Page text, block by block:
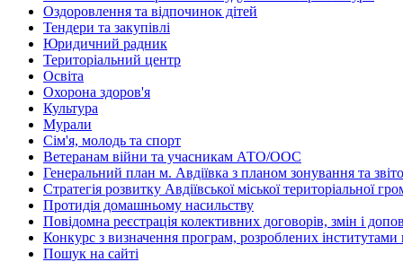
Оздоровлення та відпочинок дітей
Тендери та закупівлі
Юридичний радник
Територіальний центр
Освіта
Охорона здоров'я
Культура
Мурали
Сім'я, молодь та спорт
Ветеранам війни та учасникам АТО/ООС
Генеральний план м. Авдіївка з планом зонування та
Стратегія розвитку Авдіївської міської територіальної
Протидія домашньому насильству
Повідомна реєстрація колективних договорів, змін і
Конкурс з визначення програм, розроблених інститутами
Пошук на сайті